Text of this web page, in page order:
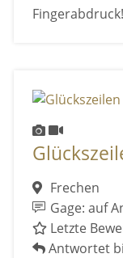
Fingerabdruck!
Frechen
Gage: auf
Letzte
Antwortet